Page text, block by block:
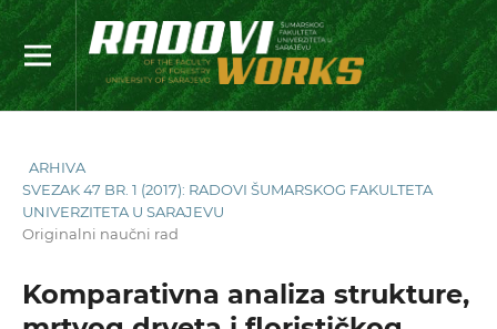
ARHIVA
SVEZAK 47 BR. 1 (2017): RADOVI ŠUMARSKOG FAKULTETA
UNIVERZITETA U SARAJEVU
Originalni naučni rad
Komparativna analiza strukture,